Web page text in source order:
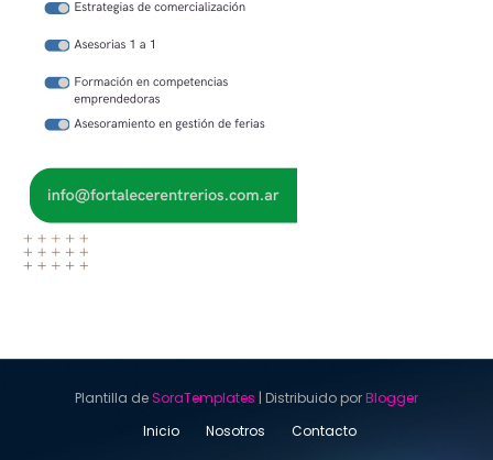
Plantilla deSoraTemplates | Distribuido porBlogger
Inicio
Nosotros Contacto